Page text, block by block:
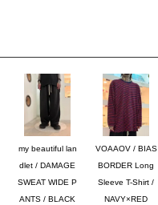
my beautiful lan
dlet / DAMAGE
SWEAT WIDE P
ANTS / BLACK
VOAAOV / BIAS
BORDER Long
Sleeve T-Shirt /
NAVY×RED